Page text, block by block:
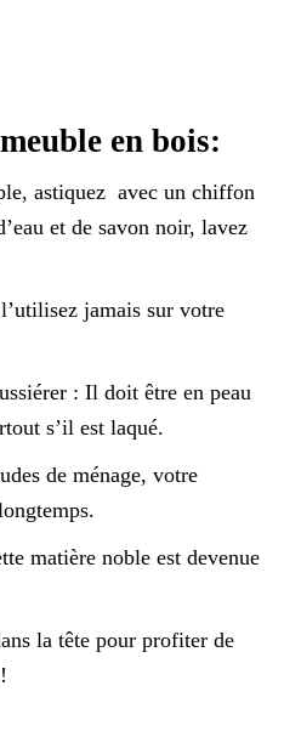
en bois:
astiquez avec un chiffon
et de savon noir, lavez
jamais sur votre
: Il doit être en peau
s’il est laqué.
de ménage, votre
matière noble est devenue
la tête pour profiter de